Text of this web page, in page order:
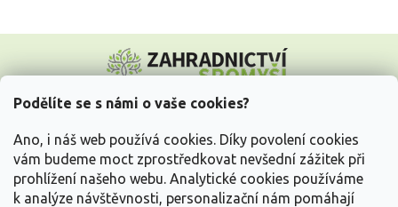
Podělíte se s námi o vaše cookies?
Ano, i náš web používá cookies. Díky povolení cookies
vám budeme moct zprostředkovat nevšední zážitek při
prohlížení našeho webu. Analytické cookies používáme
k analýze návštěvnosti, personalizační nám pomáhají
p
Vše o nákupu
Informace pro Vás